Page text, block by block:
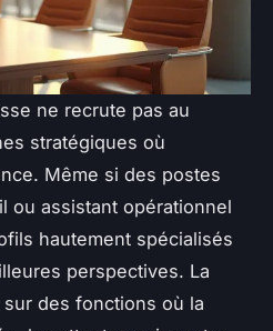
ne recrute pas au
stratégiques où
Même si des postes
ou assistant opérationnel
hautement spécialisés
perspectives. La
des fonctions où la